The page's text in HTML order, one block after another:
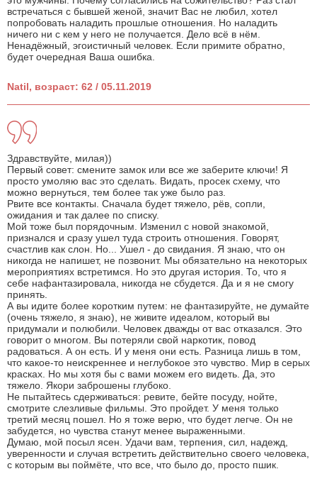
встречаться с бывшей женой, значит Вас не любил, хотел
попробовать наладить прошлые отношения. Но наладить
ничего ни с кем у него не получается. Дело всё в нём.
Ненадёжный, эгоистичный человек. Если примите обратно,
будет очередная Ваша ошибка.
Natil, возраст: 62 / 05.11.2019
Здравствуйте, милая))
Первый совет: смените замок или все же заберите ключи! Я
просто умоляю вас это сделать. Видать, просек схему, что
можно вернуться, тем более так уже было раз.
Рвите все контакты. Сначала будет тяжело, рёв, сопли,
ожидания и так далее по списку.
Мой тоже был порядочным. Изменил с новой знакомой,
признался и сразу ушел туда строить отношения. Говорят,
счастлив как слон. Но... Ушел - до свидания. Я знаю, что он
никогда не напишет, не позвонит. Мы обязательно на некоторых
мероприятиях встретимся. Но это другая история. То, что я
себе нафантазировала, никогда не сбудется. Да и я не смогу
принять.
А вы идите более коротким путем: не фантазируйте, не думайте
(очень тяжело, я знаю), не живите идеалом, который вы
придумали и полюбили. Человек дважды от вас отказался. Это
говорит о многом. Вы потеряли свой наркотик, повод
радоваться. А он есть. И у меня они есть. Разница лишь в том,
что какое-то неискреннее и неглубокое это чувство. Мир в серых
красках. Но мы хотя бы с вами можем его видеть. Да, это
тяжело. Якори заброшены глубоко.
Не пытайтесь сдерживаться: ревите, бейте посуду, нойте,
смотрите слезливые фильмы. Это пройдет. У меня только
третий месяц пошел. Но я тоже верю, что будет легче. Он не
забудется, но чувства станут менее выраженными.
Думаю, мой посыл ясен. Удачи вам, терпения, сил, надежд,
уверенности и случая встретить действительно своего человека,
с которым вы поймёте, что все, что было до, просто пшик.